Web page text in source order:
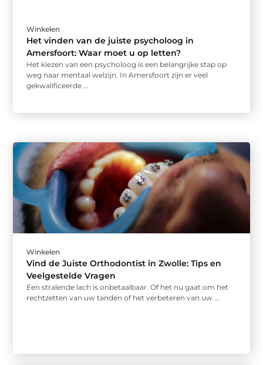
Winkelen
Het vinden van de juiste psycholoog in
Amersfoort: Waar moet u op letten?
Het kiezen van een psycholoog is een belangrijke stap op
weg naar mentaal welzijn. In Amersfoort zijn er veel
gekwalificeerde ...
Winkelen
Vind de Juiste Orthodontist in Zwolle: Tips en
Veelgestelde Vragen
Een stralende lach is onbetaalbaar. Of het nu gaat om het
rechtzetten van uw tanden of het verbeteren van uw ...